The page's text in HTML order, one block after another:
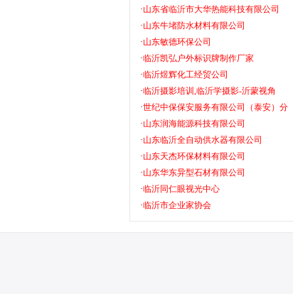
·山东省临沂市大华热能科技有限公司
·山东牛堵防水材料有限公司
·山东敏德环保公司
·临沂凯弘户外标识牌制作厂家
·临沂煜辉化工经贸公司
·临沂摄影培训,临沂学摄影-沂蒙视角
·世纪中保保安服务有限公司（泰安）分
·山东润海能源科技有限公司
·山东临沂全自动供水器有限公司
·山东天杰环保材料有限公司
·山东华东异型石材有限公司
·临沂同仁眼视光中心
·临沂市企业家协会